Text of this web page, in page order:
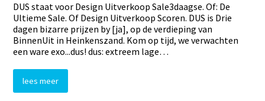
DUS staat voor Design Uitverkoop Sale3daagse. Of: De
Ultieme Sale. Of Design Uitverkoop Scoren. DUS is Drie
dagen bizarre prijzen by [ja], op de verdieping van
BinnenUit in Heinkenszand. Kom op tijd, we verwachten
een ware exo...dus! dus: extreem lage…
lees meer